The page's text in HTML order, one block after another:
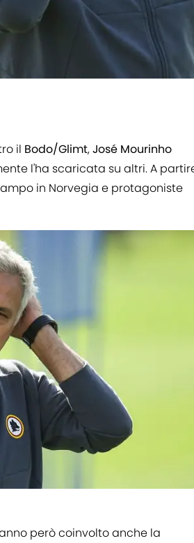
il Bodo/Glimt,José Mourinho
l'ha scaricata su altri. A
in Norvegia e protagoniste
però coinvolto anche la